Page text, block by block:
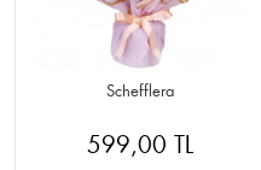
Schefflera
599,00 TL